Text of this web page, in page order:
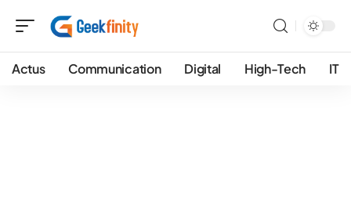
Actus Communication Digital High-Tech IT